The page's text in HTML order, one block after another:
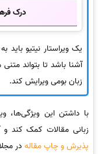
درک
یک ویراستار نیتیو
آشنا باشد تا بتواند
زبان بومی ویرایش کند.
با داشتن این ویژگی‌ها،
زبانی مقالات کمک کند
پذیرش و چاپ مقاله در